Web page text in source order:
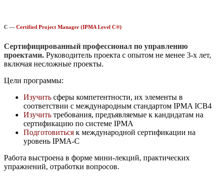
C — Certified Project Manager (IPMA Level C®)
Сертифицированный профессионал по управлению
проектами. Руководитель проекта с опытом не менее 3-х лет,
включая несложные проекты.
Цели программы:
Изучить сферы компетентности, их элементы в
соответствии с международным стандартом IPMA ICB4
Изучить требования, предъявляемые к кандидатам на
сертификацию по системе IPMA
Подготовиться к международной сертификации на
уровень IPMA-C
Работа выстроена в форме мини-лекций, практических
упражнений, отработки вопросов.